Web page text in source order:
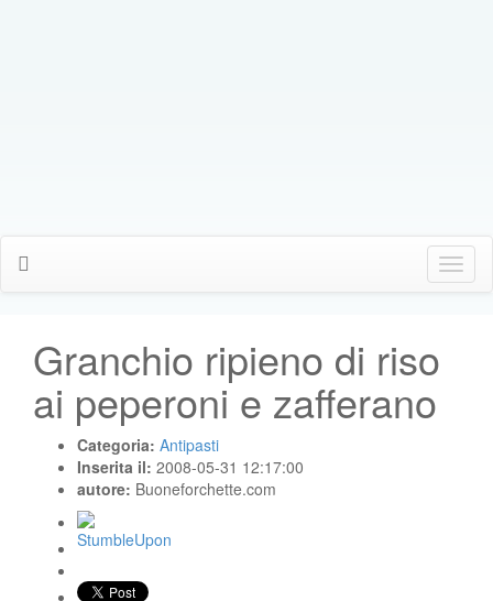
Click
Me
Granchio ripieno di riso
ai peperoni e zafferano
Categoria: Antipasti
Inserita il: 2008-05-31 12:17:00
autore: Buoneforchette.com